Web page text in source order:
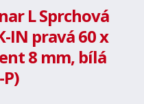
L Sprchová
IN pravá 60 x
8 mm, bílá